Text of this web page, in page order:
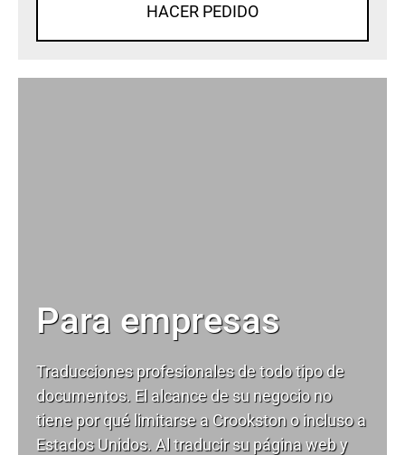
HACER PEDIDO
Para empresas
Traducciones profesionales de todo tipo de
documentos. El alcance de su negocio no
tiene por qué limitarse a Crookston o incluso a
Estados Unidos. Al traducir su página web y